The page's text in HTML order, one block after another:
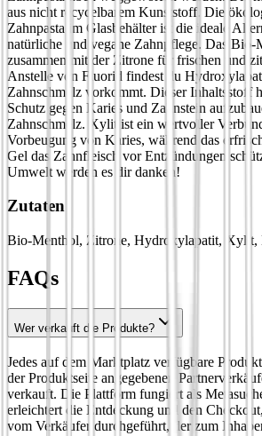
aus nicht recycelbarem Kunststoff. Die
Zahnpasta im Glasbehälter ist die ideale
natürliche und vegane Zahnpflege. Das Bio-
zusammen mit der Zitrone für frischen und
Anstelle von Fluorid findest du
Zahnschmelz vorkommt. Dieser Inhaltsstoff
Schutz gegen Karies und Zahnstein
Zahnschmelz. Xylit ist ein wertvoller
Vorbeugung von Karies, während das
Gel das Zahnfleisch vor Entzündungen
Umwelt werden es dir danken!
Zutaten
Bio-Menthol, Zitrone, Hydroxylapatit, Xylit,
FAQs
Wer verkauft die Produkte?
Jedes auf dem Marktplatz verfügbare
der Produktseite angegebenen
verkauft. Die Plattform fungiert als
erleichtert die Entdeckung und den
vom Verkäufer durchgeführt, der zum